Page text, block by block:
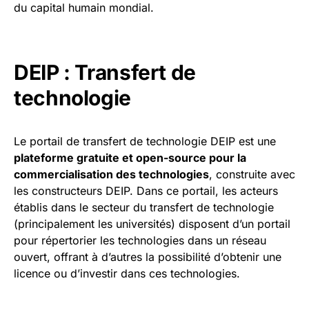
du capital humain mondial.
DEIP : Transfert de
technologie
Le portail de transfert de technologie DEIP est une
plateforme gratuite et open-source pour la
commercialisation des technologies, construite avec
les constructeurs DEIP. Dans ce portail, les acteurs
établis dans le secteur du transfert de technologie
(principalement les universités) disposent d’un portail
pour répertorier les technologies dans un réseau
ouvert, offrant à d’autres la possibilité d’obtenir une
licence ou d’investir dans ces technologies.